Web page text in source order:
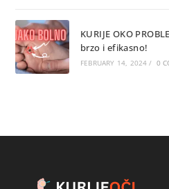
KURIJE OKO
brzo i efikasno!
FEBRUARY 14, 2024 / 0